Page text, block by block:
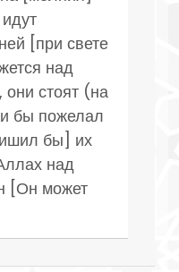
[при свете
над
стоят (на
бы пожелал
бы] их
над
[Он может